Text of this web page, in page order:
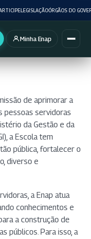
LEGISLAÇÃOÓRGÃOS DO
Minha Enap
de aprimorar a
pessoas servidoras
da Gestão e da
a Escola tem
pública, fortalecer o
diverso e
a Enap atua
conhecimentos e
a construção de
públicos. Para isso, a